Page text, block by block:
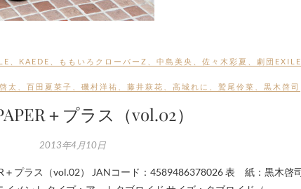
KAEDE ももいろクローバーZ 中島美央 佐々木彩夏 劇団EXILE
太 百田夏菜子 磯村洋祐 藤井萩花 高城れに 鷲尾伶菜 黒木啓司
＋プラス（vol.02）
2013年4月10日